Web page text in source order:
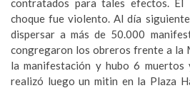
contratados para tales efectos.
choque fue violento. Al día
dispersar a más de 50.000
congregaron los obreros frente a la
la manifestación y hubo 6 muertos
realizó luego un mitin en la Plaza